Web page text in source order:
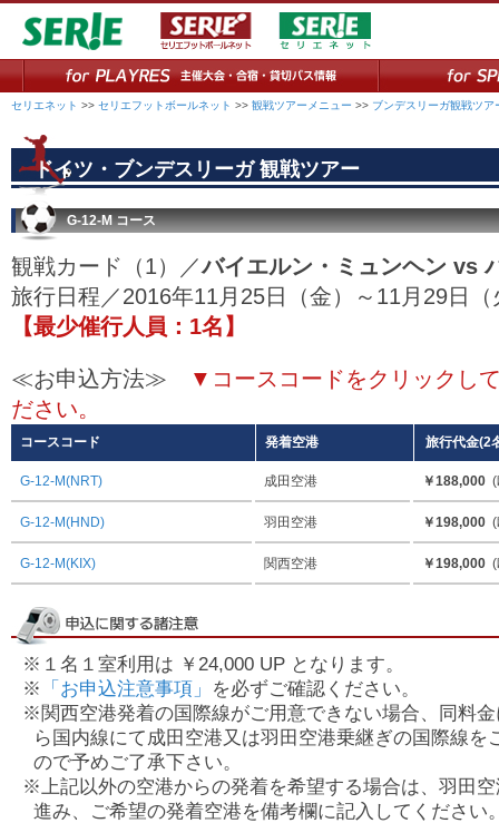
セリエネット >> セリエフットボールネット >> 観戦ツアーメニュー >> ブンデスリーガ観戦ツア
ドイツ・ブンデスリーガ 観戦ツアー
G-12-M コース
観戦カード（1）／バイエルン・ミュンヘン vs
旅行日程／2016年11月25日（金）～11月29
【最少催行人員：1名】
≪お申込方法≫
▼コースコードをクリックし
ださい。
コースコード 発着空港 旅行代金(2
G-12-M(NRT) 成田空港 ￥188,000 (
G-12-M(HND) 羽田空港 ￥198,000 (
G-12-M(KIX) 関西空港 ￥198,000 (
※１名１室利用は ￥24,000 UP となります。
※ 「お申込注意事項」 を必ずご確認ください。
※関西空港発着の国際線がご用意できない場合、同料
ら国内線にて成田空港又は羽田空港乗継ぎの国際線
ので予めご了承下さい。
※上記以外の空港からの発着を希望する場合は、羽田
進み、ご希望の発着空港を備考欄に記入してください